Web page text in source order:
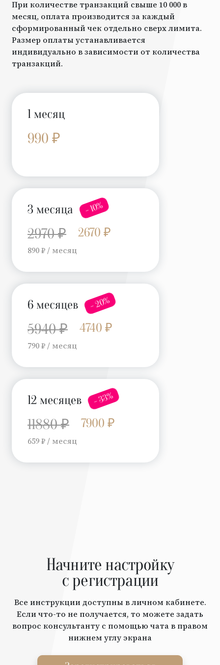
При количестве транзакций свыше 10 000 в
месяц, оплата производится за каждый
сформированный чек отдельно сверх лимита.
Размер оплаты устанавливается
индивидуально в зависимости от количества
транзакций.
1 месяц
990 ₽
3 месяца - 10%
2970 ₽ 2670 ₽
890 ₽ / месяц
6 месяцев - 20%
5940 ₽ 4740 ₽
790 ₽ / месяц
12 месяцев - 33%
11880 ₽ 7900 ₽
659 ₽ / месяц
Начните настройку
с регистрации
Все инструкции доступны в личном кабинете.
Если что-то не получается, то можете задать
вопрос консультанту с помощью чата в правом
нижнем углу экрана